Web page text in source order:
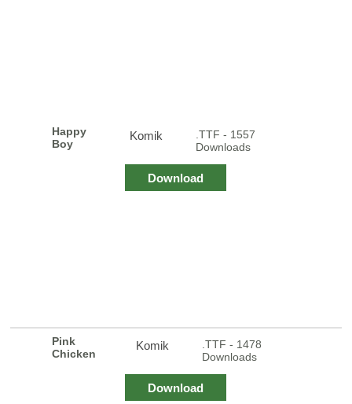
Happy
Boy
Komik
.TTF - 1557
Downloads
Download
Pink
Chicken
Komik
.TTF - 1478
Downloads
Download